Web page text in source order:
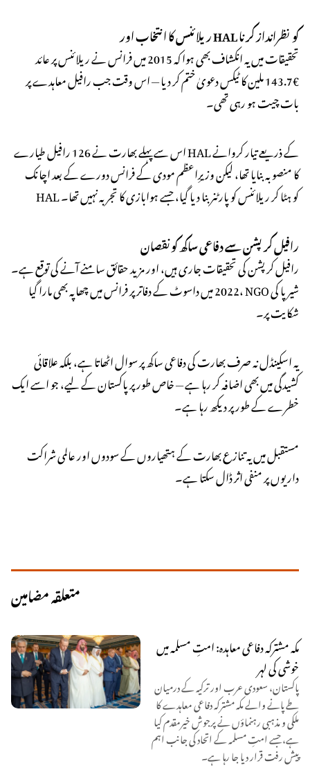
ریلائنس کا انتخاب اور HAL کو نظرانداز کرنا
تحقیقات میں یہ انکشاف بھی ہوا کہ 2015 میں فرانس نے ریلائنس پر عائد
€143.7 ملین کا ٹیکس دعویٰ ختم کر دیا — اس وقت جب رافیل معاہدے پر
بات چیت ہو رہی تھی۔
اس سے پہلے بھارت نے 126 رافیل طیارے HAL کے ذریعے تیار کروانے
کا منصوبہ بنایا تھا، لیکن وزیرِاعظم مودی کے فرانس دورے کے بعد اچانک
HAL کو ہٹا کر ریلائنس کو پارٹنر بنا دیا گیا، جسے ہوابازی کا تجربہ نہیں تھا۔
رافیل کرپشن سے دفاعی ساکھ کو نقصان
رافیل کرپشن کی تحقیقات جاری ہیں، اور مزید حقائق سامنے آنے کی توقع ہے۔
2022 میں داسوٹ کے دفاتر پر فرانس میں چھاپہ بھی مارا گیا، NGO شیرپا کی
شکایت پر۔
یہ اسکینڈل نہ صرف بھارت کی دفاعی ساکھ پر سوال اٹھاتا ہے، بلکہ علاقائی
کشیدگی میں بھی اضافہ کر رہا ہے — خاص طور پر پاکستان کے لیے، جو اسے ایک
خطرے کے طور پر دیکھ رہا ہے۔
مستقبل میں یہ تنازع بھارت کے ہتھیاروں کے سودوں اور عالمی شراکت
داریوں پر منفی اثر ڈال سکتا ہے۔
متعلقہ مضامین
مکہ مشترکہ دفاعی معاہدہ: امتِ مسلمہ میں
خوشی کی لہر
پاکستان، سعودی عرب اور ترکیہ کے درمیان
طے پانے والے مکہ مشترکہ دفاعی معاہدے کا
ملکی و مذہبی رہنماؤں نے پرجوش خیرمقدم کیا
ہے، جسے امتِ مسلمہ کے اتحاد کی جانب اہم
پیش رفت قرار دیا جا رہا ہے۔